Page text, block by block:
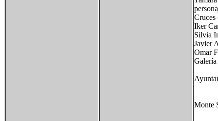
Cruces
Iker
Silvia
Javier
Omar
Monte